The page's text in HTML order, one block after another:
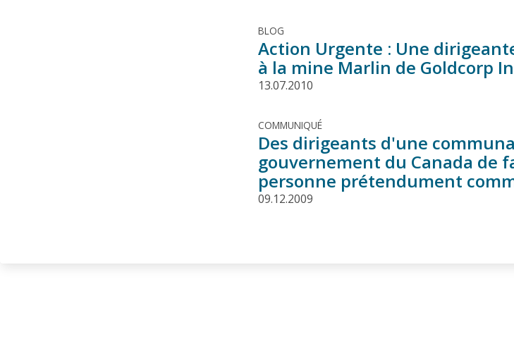
BLOG
Action Urgente : Une
à la mine Marlin de Goldcorp
13.07.2010
COMMUNIQUÉ
Des dirigeants d'une
gouvernement du Canada de
personne prétendument
09.12.2009